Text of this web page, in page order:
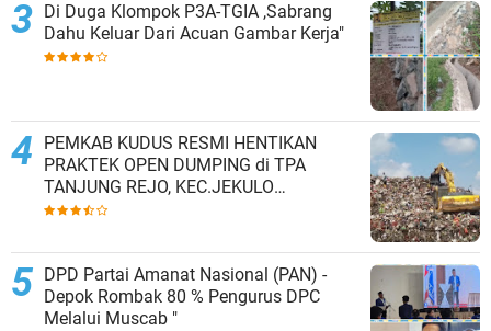
Di Duga Klompok P3A-TGIA ,Sabrang
Dahu Keluar Dari Acuan Gambar Kerja"
PEMKAB KUDUS RESMI HENTIKAN
PRAKTEK OPEN DUMPING di TPA
TANJUNG REJO, KEC.JEKULO
KAB.KUDUS,BERLAKUKAN SISTEM
DPD Partai Amanat Nasional (PAN) -
Depok Rombak 80 % Pengurus DPC
Melalui Muscab "